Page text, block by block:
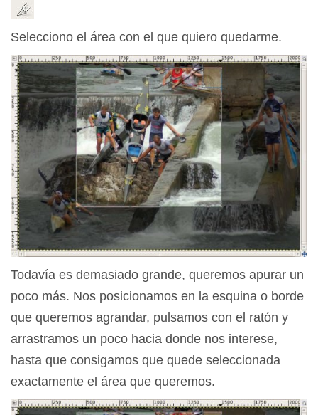
Selecciono el área con el que quiero quedarme.
Todavía es demasiado grande, queremos apurar un
poco más. Nos posicionamos en la esquina o borde
que queremos agrandar, pulsamos con el ratón y
arrastramos un poco hacia donde nos interese,
hasta que consigamos que quede seleccionada
exactamente el área que queremos.